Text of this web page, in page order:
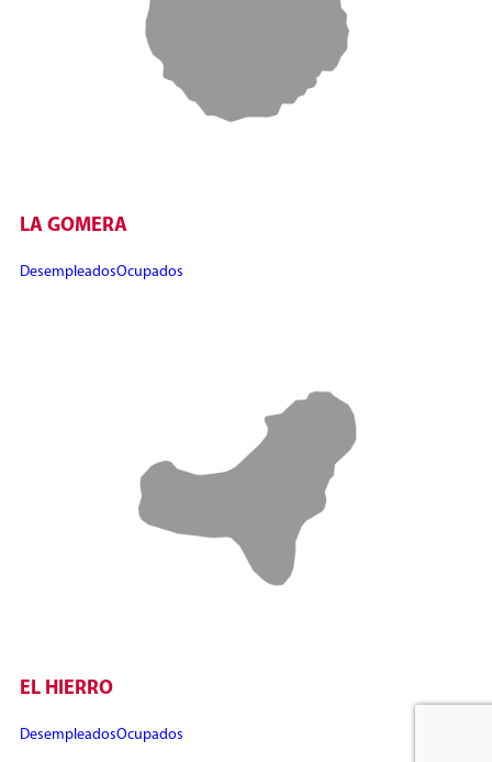
LA GOMERA
DesempleadosOcupados
EL HIERRO
DesempleadosOcupados